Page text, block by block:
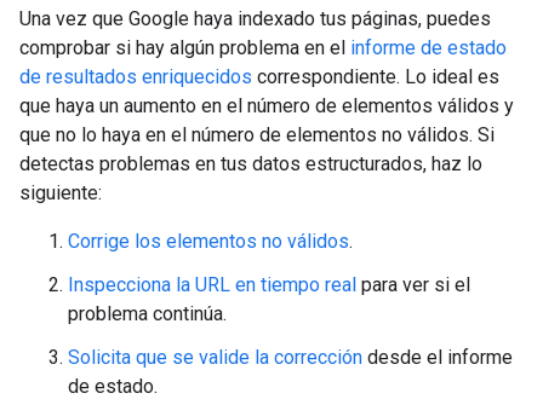
Una vez que Google haya indexado tus páginas, puedes
comprobar si hay algún problema en el informe de estado
de resultados enriquecidos correspondiente. Lo ideal es
que haya un aumento en el número de elementos válidos y
que no lo haya en el número de elementos no válidos. Si
detectas problemas en tus datos estructurados, haz lo
siguiente:
Corrige los elementos no válidos.
Inspecciona la URL en tiempo real para ver si el
problema continúa.
Solicita que se valide la corrección desde el informe
de estado.